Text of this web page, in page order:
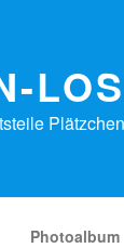
Photoalbum